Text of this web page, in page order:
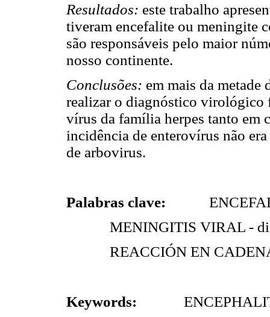
Resultados: este trabalho
tiveram encefalite ou meningite
são responsáveis pelo maior
nosso continente.
Conclusões: em mais da metade
realizar o diagnóstico virológico
vírus da família herpes tanto em
incidência de enterovírus não
de arbovirus.
Palabras clave:
MENINGITIS VIRAL -
REACCIÓN EN
Keywords: